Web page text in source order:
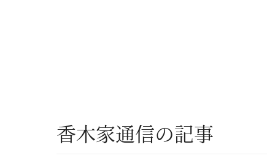
香木家通信の記事